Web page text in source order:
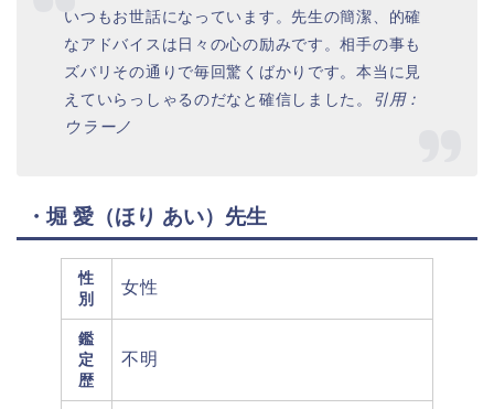
いつもお世話になっています。先生の簡潔、的確
なアドバイスは日々の心の励みです。相手の事も
ズバリその通りで毎回驚くばかりです。本当に見
えていらっしゃるのだなと確信しました。
引用：
ウラーノ
・堀 愛（ほり あい）先生
性
別
女性
鑑
定
歴
不明